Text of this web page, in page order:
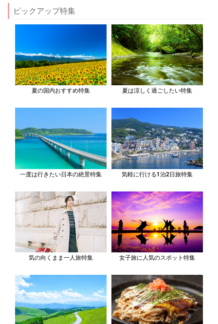
ピックアップ特集
夏の国内おすすめ特集 夏は涼しく過ごしたい特集
一度は行きたい日本の絶景特集 気軽に行ける1泊2日旅特集
気の向くまま一人旅特集 女子旅に人気のスポット特集